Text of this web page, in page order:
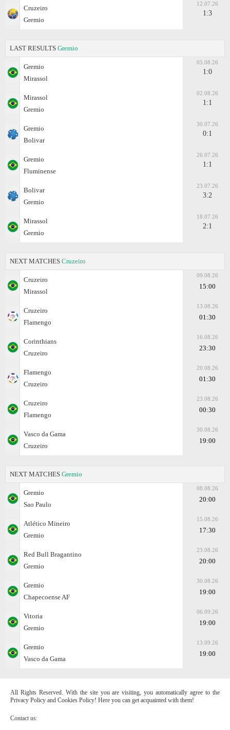
Cruzeiro
Gremio
12.07.26
1:3
LAST RESULTS Gremio
Gremio
Mirassol
05.08.26
1:0
Mirassol
Gremio
02.08.26
1:1
Gremio
Bolivar
30.07.26
0:1
Gremio
Fluminense
26.07.26
1:1
Bolivar
Gremio
23.07.26
3:2
Mirassol
Gremio
18.07.26
2:1
NEXT MATCHES Cruzeiro
Cruzeiro
Mirassol
09.08.26
15:00
Cruzeiro
Flamengo
13.08.26
01:30
Corinthians
Cruzeiro
16.08.26
23:30
Flamengo
Cruzeiro
20.08.26
01:30
Cruzeiro
Flamengo
23.08.26
00:30
Vasco da Gama
Cruzeiro
30.08.26
19:00
NEXT MATCHES Gremio
Gremio
Sao Paulo
08.08.26
20:00
Atlético Mineiro
Gremio
15.08.26
17:30
Red Bull Bragantino
Gremio
23.08.26
20:00
Gremio
Chapecoense AF
30.08.26
19:00
Vitoria
Gremio
06.09.26
19:00
Gremio
Vasco da Gama
13.09.26
19:00
All Rights Reserved. With the site you are visiting, you automatically agree to the
Privacy Policy and Cookies Policy! Here you can get acquainted with them!
Contact us: